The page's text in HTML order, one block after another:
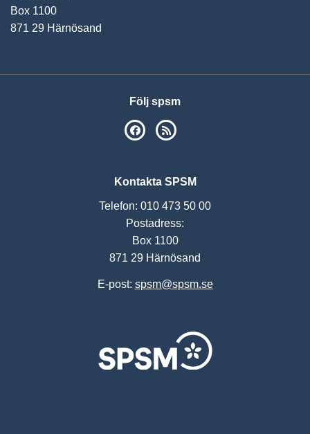
Box 1100
871 29 Härnösand
Följ spsm
SPSM på Facebook
Kontakta SPSM
Telefon: 010 473 50 00
Postadress:
Box 1100
871 29 Härnösand
E-post: spsm@spsm.se